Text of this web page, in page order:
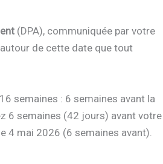
(DPA), communiquée par votre
de cette date que tout
semaines : 6 semaines avant la
6 semaines (42 jours) avant votre
4 mai 2026 (6 semaines avant).